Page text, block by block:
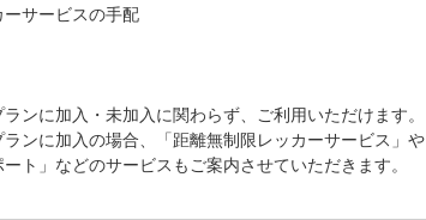
サービスの手配
ンに加入・未加入に関わらず、ご利用いただけます。
ンに加入の場合、「距離無制限レッカーサービス」や
ート」などのサービスもご案内させていただきます。